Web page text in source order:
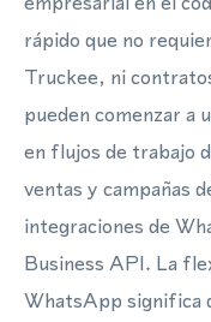
rápido que no
Truckee, ni
pueden comenzar a
en flujos de trabajo
ventas y campañas
integraciones de
Business API. La
WhatsApp significa